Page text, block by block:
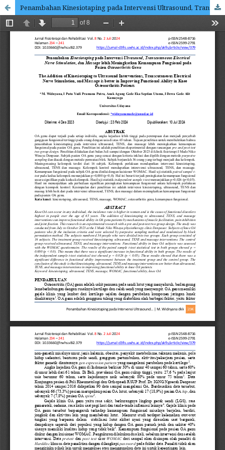
Penambahan Kinesiotaping pada Intervensi Ultrasound, Transcutaneous Electrical Nerve Stimulation, dan Massage lebih Meningkatkan Kemampuan Fungsional pada Pasien Osteoarthritis Genu